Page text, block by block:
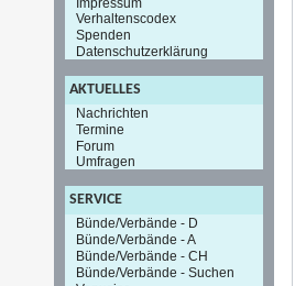
Verhaltenscodex
Spenden
Datenschutzerklärung
AKTUELLES
Nachrichten
Termine
Forum
Umfragen
SERVICE
Bünde/Verbände - D
Bünde/Verbände - A
Bünde/Verbände - CH
Bünde/Verbände - Suchen